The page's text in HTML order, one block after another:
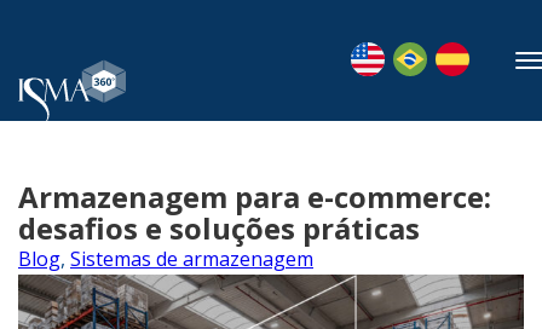
Armazenagem para e-commerce:
desafios e soluções práticas
Blog, Sistemas de armazenagem